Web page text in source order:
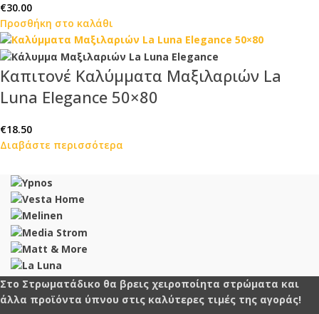
€30.00
Προσθήκη στο καλάθι
Καπιτονέ Καλύμματα Μαξιλαριών La
Luna Elegance 50×80
€18.50
Διαβάστε περισσότερα
Στο Στρωματάδικο θα βρεις χειροποίητα στρώματα και
άλλα προϊόντα ύπνου στις καλύτερες τιμές της αγοράς!